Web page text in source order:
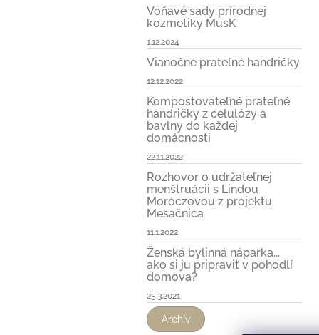
Voňavé sady prírodnej
kozmetiky MusK
1.12.2024
Vianočné prateľné handričky
12.12.2022
Kompostovateľné prateľné
handričky z celulózy a
bavlny do každej
domácnosti
22.11.2022
Rozhovor o udržateľnej
menštruácii s Lindou
Moróczovou z projektu
Mesačnica
11.1.2022
Ženská bylinná náparka...
ako si ju pripraviť v pohodlí
domova?
25.3.2021
Archív